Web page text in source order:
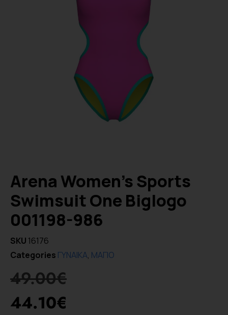
Arena Women’s Sports
Swimsuit One Biglogo
001198-986
SKU 16176
Categories ΓΥΝΑΙΚΑ, ΜΑΓΙΟ
49.00€
44.10€